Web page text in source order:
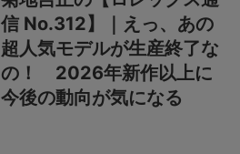
信 No.312】｜えっ、あの
超人気モデルが生産終了な
の！ 2026年新作以上に
今後の動向が気になる